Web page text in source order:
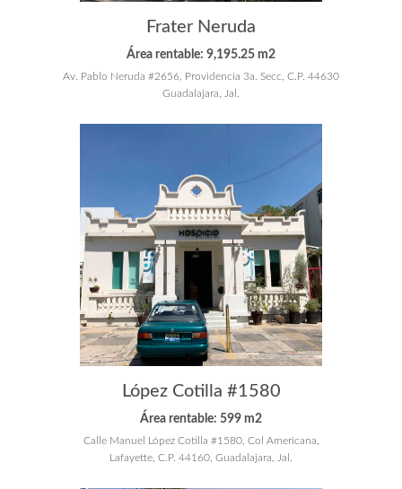
Frater Neruda
Área rentable: 9,195.25 m2
Av. Pablo Neruda #2656, Providencia 3a. Secc, C.P. 44630
Guadalajara, Jal.
López Cotilla #1580
Área rentable: 599 m2
Calle Manuel López Cotilla #1580, Col Americana,
Lafayette, C.P. 44160, Guadalajara, Jal.